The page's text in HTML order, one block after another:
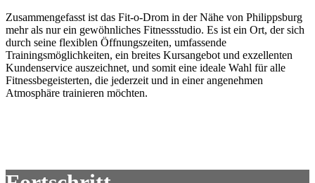
Zusammengefasst ist das Fit-o-Drom in der Nähe von Philippsburg
mehr als nur ein gewöhnliches Fitnessstudio. Es ist ein Ort, der sich
durch seine flexiblen Öffnungszeiten, umfassende
Trainingsmöglichkeiten, ein breites Kursangebot und exzellenten
Kundenservice auszeichnet, und somit eine ideale Wahl für alle
Fitnessbegeisterten, die jederzeit und in einer angenehmen
Atmosphäre trainieren möchten.